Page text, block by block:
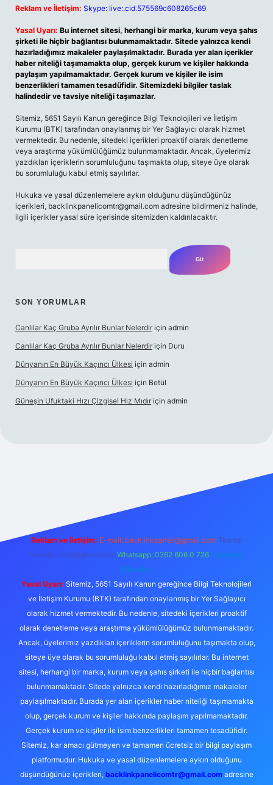
Reklam ve İletişim: Skype: live:.cid.575569c608265c69
Yasal Uyarı: Bu internet sitesi, herhangi bir marka, kurum veya şahıs
şirketi ile hiçbir bağlantısı bulunmamaktadır. Sitede yalnızca kendi
hazırladığımız makaleler paylaşılmaktadır. Burada yer alan içerikler
haber niteliği taşımamakta olup, gerçek kurum ve kişiler hakkında
paylaşım yapılmamaktadır. Gerçek kurum ve kişiler ile isim
benzerlikleri tamamen tesadüfidir. Sitemizdeki bilgiler taslak
halindedir ve tavsiye niteliği taşımazlar.
Sitemiz, 5651 Sayılı Kanun gereğince Bilgi Teknolojileri ve İletişim
Kurumu (BTK) tarafından onaylanmış bir Yer Sağlayıcı olarak hizmet
vermektedir. Bu nedenle, sitedeki içerikleri proaktif olarak denetleme
veya araştırma yükümlülüğümüz bulunmamaktadır. Ancak, üyelerimiz
yazdıkları içeriklerin sorumluluğunu taşımakta olup, siteye üye olarak
bu sorumluluğu kabul etmiş sayılırlar.
Hukuka ve yasal düzenlemelere aykırı olduğunu düşündüğünüz
içerikleri, backlinkpanelicomtr@gmail.com adresine bildirmeniz halinde,
ilgili içerikler yasal süre içerisinde sitemizden kaldırılacaktır.
SON YORUMLAR
Canlılar Kaç Gruba Ayrılır Bunlar Nelerdir için admin
Canlılar Kaç Gruba Ayrılır Bunlar Nelerdir için Duru
Dünyanın En Büyük Kaçıncı Ülkesi için admin
Dünyanın En Büyük Kaçıncı Ülkesi için Betül
Güneşin Ufuktaki Hızı Çizgisel Hız Mıdır için admin
Reklam ve İletişim: E-mail: backlinkpaneli@gmail.com Teams:
forumhizmeti@gmail.com Whatsapp: 0262 606 0 726 Telegram:
@karabul
Yasal Uyarı: Sitemiz, 5651 Sayılı Kanun gereğince Bilgi Teknolojileri
ve İletişim Kurumu (BTK) tarafından onaylanmış bir Yer Sağlayıcı
olarak hizmet vermektedir. Bu nedenle, sitedeki içerikleri proaktif
olarak denetleme veya araştırma yükümlülüğümüz bulunmamaktadır.
Ancak, üyelerimiz yazdıkları içeriklerin sorumluluğunu taşımakta olup,
siteye üye olarak bu sorumluluğu kabul etmiş sayılırlar. Bu internet
sitesi, herhangi bir marka, kurum veya şahıs şirketi ile hiçbir bağlantısı
bulunmamaktadır. Sitede yalnızca kendi hazırladığımız makaleler
paylaşılmaktadır. Burada yer alan içerikler haber niteliği taşımamakta
olup, gerçek kurum ve kişiler hakkında paylaşım yapılmamaktadır.
Gerçek kurum ve kişiler ile isim benzerlikleri tamamen tesadüfidir.
Sitemiz, kar amacı gütmeyen ve tamamen ücretsiz bir bilgi paylaşım
platformudur. Hukuka ve yasal düzenlemelere aykırı olduğunu
düşündüğünüz içerikleri, backlinkpanelicomtr@gmail.comadresine